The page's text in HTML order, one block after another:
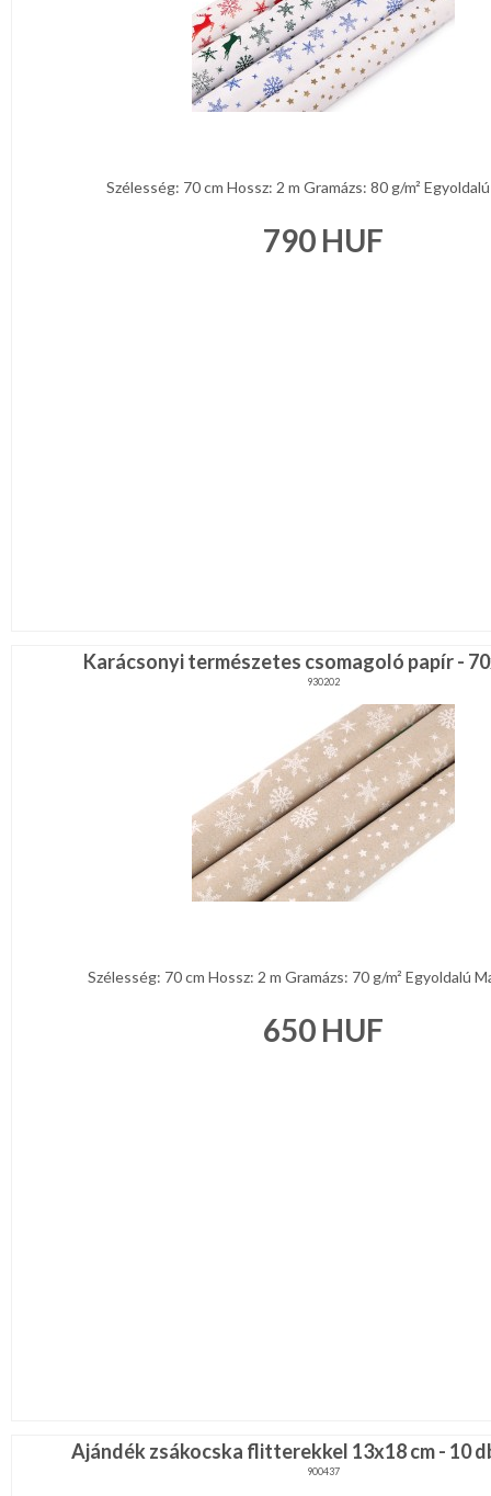
Szélesség: 70 cm Hossz: 2 m Gramázs: 80 g/m²
790HUF
Karácsonyi természetes csomagoló papír -
930202
Szélesség: 70 cm Hossz: 2 m Gramázs: 70 g/m² Egyoldalú
650HUF
Ajándék zsákocska flitterekkel 13x18 cm - 10
900437